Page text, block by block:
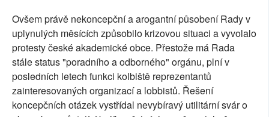
Ovšem právě nekoncepční a arogantní působení Rady v
uplynulých měsících způsobilo krizovou situaci a vyvolalo
protesty české akademické obce. Přestože má Rada
stále status "poradního a odborného" orgánu, plní v
posledních letech funkci kolbiště reprezentantů
zainteresovaných organizací a lobbistů. Řešení
koncepčních otázek vystřídal nevybíravý utilitární svár o